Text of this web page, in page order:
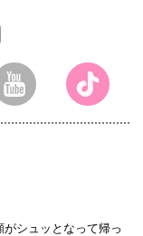
シュッとなって帰っ